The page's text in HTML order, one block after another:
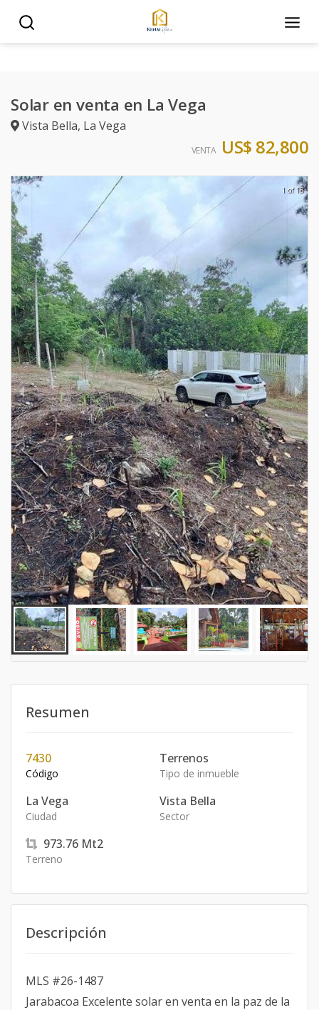
Solar en venta en La Vega
Vista Bella, La Vega
VENTA US$ 82,800
1 of 18
Resumen
7430
Código
Terrenos
Tipo de inmueble
La Vega
Ciudad
Vista Bella
Sector
973.76 Mt2
Terreno
Descripción
MLS #26-1487
Jarabacoa Excelente solar en venta en la paz de la